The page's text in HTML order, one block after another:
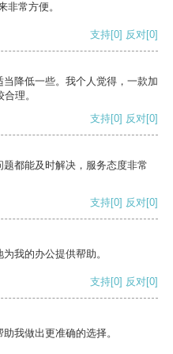
非常方便。
支持[0] 反对[0]
降低一些。我个人觉得，一款加
理。
支持[0] 反对[0]
都能及时解决，服务态度非常
支持[0] 反对[0]
我的办公提供帮助。
支持[0] 反对[0]
我做出更准确的选择。